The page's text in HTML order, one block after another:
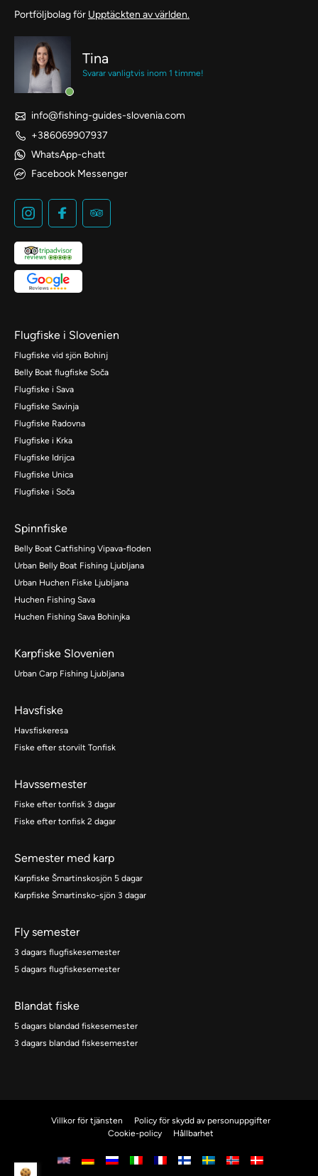
Portföljbolag för Upptäckten av världen.
Tina
Svarar vanligtvis inom 1 timme!
info@fishing-guides-slovenia.com
+386069907937
WhatsApp-chatt
Facebook Messenger
Flugfiske i Slovenien
Flugfiske vid sjön Bohinj
Belly Boat flugfiske Soča
Flugfiske i Sava
Flugfiske Savinja
Flugfiske Radovna
Flugfiske i Krka
Flugfiske Idrijca
Flugfiske Unica
Flugfiske i Soča
Spinnfiske
Belly Boat Catfishing Vipava-floden
Urban Belly Boat Fishing Ljubljana
Urban Huchen Fiske Ljubljana
Huchen Fishing Sava
Huchen Fishing Sava Bohinjka
Karpfiske Slovenien
Urban Carp Fishing Ljubljana
Havsfiske
Havsfiskeresa
Fiske efter storvilt Tonfisk
Havssemester
Fiske efter tonfisk 3 dagar
Fiske efter tonfisk 2 dagar
Semester med karp
Karpfiske Šmartinskosjön 5 dagar
Karpfiske Šmartinsko-sjön 3 dagar
Fly semester
3 dagars flugfiskesemester
5 dagars flugfiskesemester
Blandat fiske
5 dagars blandad fiskesemester
3 dagars blandad fiskesemester
Villkor för tjänsten
Policy för skydd av personuppgifter
Cookie-policy
Hållbarhet